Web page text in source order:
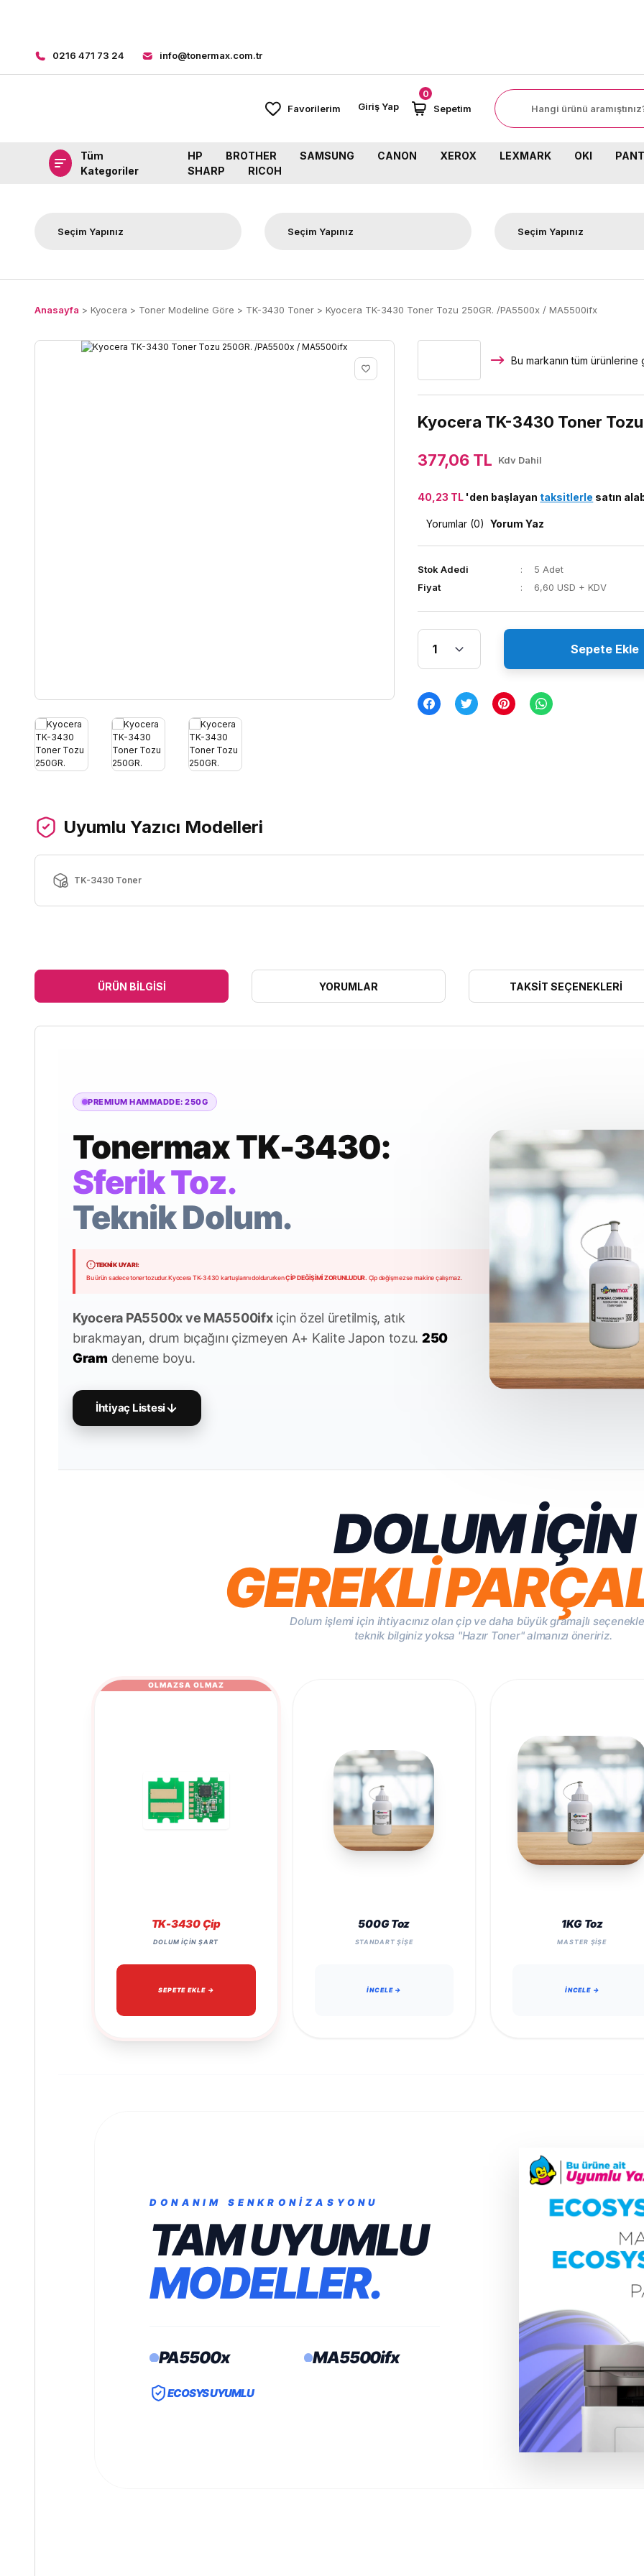
0216 471 73 24 info@tonermax.com.tr
Favorilerim Giriş Yap Sepetim
0
Tüm
Kategoriler
HP BROTHER SAMSUNG CANON XEROX LEXMARK OKI
SHARP
RICOH
Anasayfa Kyocera Toner Modeline Göre TK-3430 Toner Kyocera TK-3430 Toner Tozu 250GR. /PA5500x / MA5500ifx
Bu markanın tüm ürünlerine
Kyocera TK-3430 Toner
377,06 TL Kdv Dahil
40,23 TL 'den başlayan taksitlerle satın
Yorumlar (0) Yorum Yaz
Stok Adedi
5 Adet
Fiyat
6,60 USD + KDV
Sepete Ekle
Uyumlu Yazıcı Modelleri
TK-3430 Toner
ÜRÜN BILGISI YORUMLAR TAKSIT SEÇENEKLERI
PREMIUM HAMMADDE: 250G
Tonermax TK-3430:
Sferik Toz.
Teknik Dolum.
TEKNİK UYARI:
Bu ürün sadece toner tozudur. Kyocera TK-3430 kartuşlarını doldururkenÇİP DEĞİŞİMİ ZORUNLUDUR. Çip değişmezse makine çalışmaz.
Kyocera PA5500x ve MA5500ifxiçin özel üretilmiş, atık
bırakmayan, drum bıçağını çizmeyen A+ Kalite Japon tozu. 250
Gram deneme boyu.
İhtiyaç Listesi
DOLUM İÇİN
GEREKLİ
Dolum işlemi için ihtiyacınız olan çip ve daha büyük gramajlı
teknik bilginiz yoksa "Hazır Toner" almanızı öneririz.
OLMAZSA OLMAZ
TK-3430 Çip
DOLUM İÇIN ŞART
SEPETE EKLE →
500G Toz
STANDART ŞIŞE
İNCELE →
1KG Toz
MASTER ŞIŞE
İNCELE →
DONANIM SENKRONIZASYONU
TAM UYUMLU
MODELLER.
PA5500x MA5500ifx
ECOSYS UYUMLU